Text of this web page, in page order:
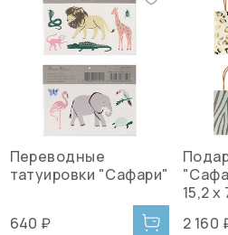
Переводные
татуировки "Сафари"
640 ₽
15,2
2 160